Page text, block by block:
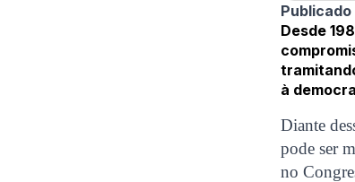
Publicado
Desde
à
Diante
pode ser
no